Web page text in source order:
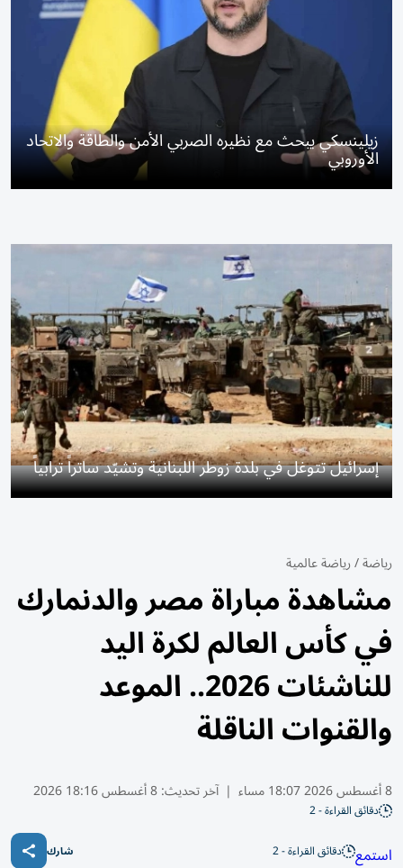
زيلينسكي يبحث مع نظيره الصربي الأمن والطاقة والاتحاد
الأوروبي
إسرائيل تتوغل في بلدة زوطر اللبنانية وتشيّد ساتراً ترابياً
رياضة/رياضة عالمية
مشاهدة مباراة مصر والدنمارك
في كأس العالم لكرة اليد
للناشئات 2026.. الموعد
والقنوات الناقلة
8 أغسطس 2026 18:07 مساء | آخر تحديث:8 أغسطس 18:16 2026
دقائق القراءة - 2
استمع دقائق القراءة - 2 شارك